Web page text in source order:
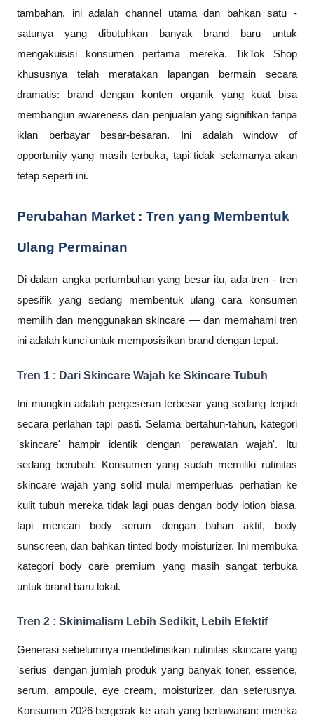
tambahan, ini adalah channel utama dan bahkan satu -
satunya yang dibutuhkan banyak brand baru untuk
mengakuisisi konsumen pertama mereka. TikTok Shop
khususnya telah meratakan lapangan bermain secara
dramatis: brand dengan konten organik yang kuat bisa
membangun awareness dan penjualan yang signifikan tanpa
iklan berbayar besar-besaran. Ini adalah window of
opportunity yang masih terbuka, tapi tidak selamanya akan
tetap seperti ini.
Perubahan Market : Tren yang Membentuk
Ulang Permainan
Di dalam angka pertumbuhan yang besar itu, ada tren - tren
spesifik yang sedang membentuk ulang cara konsumen
memilih dan menggunakan skincare — dan memahami tren
ini adalah kunci untuk memposisikan brand dengan tepat.
Tren 1 : Dari Skincare Wajah ke Skincare Tubuh
Ini mungkin adalah pergeseran terbesar yang sedang terjadi
secara perlahan tapi pasti. Selama bertahun-tahun, kategori
'skincare' hampir identik dengan 'perawatan wajah'. Itu
sedang berubah. Konsumen yang sudah memiliki rutinitas
skincare wajah yang solid mulai memperluas perhatian ke
kulit tubuh mereka tidak lagi puas dengan body lotion biasa,
tapi mencari body serum dengan bahan aktif, body
sunscreen, dan bahkan tinted body moisturizer. Ini membuka
kategori body care premium yang masih sangat terbuka
untuk brand baru lokal.
Tren 2 : Skinimalism Lebih Sedikit, Lebih Efektif
Generasi sebelumnya mendefinisikan rutinitas skincare yang
'serius' dengan jumlah produk yang banyak toner, essence,
serum, ampoule, eye cream, moisturizer, dan seterusnya.
Konsumen 2026 bergerak ke arah yang berlawanan: mereka